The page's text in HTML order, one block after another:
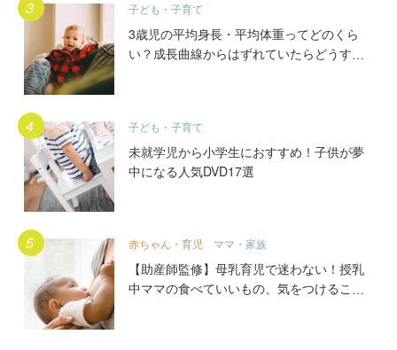
子ども・子育て
3歳児の平均身長・平均体重ってどのくら
い？成長曲線からはずれていたらどうす
子ども・子育て
未就学児から小学生におすすめ！子供が夢
中になる人気DVD17選
赤ちゃん・育児 ママ・家族
【助産師監修】母乳育児で迷わない！授乳
中ママの食べていいもの、気をつけること